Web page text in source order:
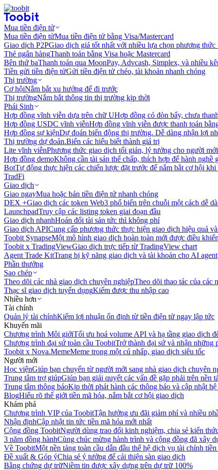
Mua tiền điện tử
Mua tiền điện tửMua tiền điện tử bằng Visa/Mastercard
Giao dịch P2PGiao dịch giá tốt nhất với nhiều lựa chọn phương thức
Thẻ ngân hàngThanh toán bằng Visa hoặc Mastercard
Bên thứ baThanh toán qua MoonPay, Advcash, Simplex, và nhiều
Tiền gửi tiền điện tửGửi tiền điện tử chéo, tài khoản nhanh chóng
Thị trường
Cơ hộiNắm bắt xu hướng để đi trước
Thị trườngNắm bắt thông tin thị trường kịp thời
Phái Sinh
Hợp đồng vĩnh viễn dựa trên chữ UHợp đồng có đòn bẩy, chưa
Hợp đồng USDC vĩnh viễnHợp đồng vĩnh viễn được thanh toán
Hợp đồng sự kiệnDự đoán biến động thị trường. Dễ dàng nhận lợi
Thị trường dự đoán.Biến các hiểu biết thành giá trị
Lite vĩnh viễnPhương thức giao dịch tối giản, lý tưởng cho người
Hợp đồng demoKhông cần tài sản thế chấp, thích hợp để hành nghề
BotTự động thực hiện các chiến lược đặt trước để nắm bắt cơ hội
TradFi
Giao dịch
Giao ngayMua hoặc bán tiền điện tử nhanh chóng
DEX +Giao dịch các token Web3 phổ biến trên chuỗi một cách dễ
LaunchpadTruy cập các listing token giai đoạn đầu
Giao dịch nhanhHoán đổi tài sản tức thì không phí
Giao dịch APICung cấp phương thức thực hiện giao dịch hiệu quả
Toobit SynapseMột mô hình giao dịch hoàn toàn mới được điều
Toobit x TradingViewGiao dịch trực tiếp từ TradingView chart
Agent Trade KitTrang bị kỹ năng giao dịch và tài khoản cho AI agent
Phần thưởng
Sao chép
Theo dõi các nhà giao dịch chuyên nghiệpTheo dõi thao tác của các
Thạc sĩ giao dịch tuyển dụngKiếm được thu nhập cao
Nhiều hơn
Tài chính
Quản lý tài chínhKiếm lợi nhuận ổn định từ tiền điện tử ngay lập tức
Khuyến mãi
Chương trình Môi giớiTối ưu hoá volume API và hạ tầng giao dịch
Chương trình đại sứ toàn cầu ToobitTrở thành đại sứ và nhận những
Toobit x Nova.MemeMeme trong một cú nhấp, giao dịch siêu tốc
Người mới
Học việnGiúp bạn chuyển từ người mới sang nhà giao dịch chuyên
Trung tâm trợ giúpGiúp bạn giải quyết các vấn đề gặp phải trên nền
Trung tâm thông báoKịp thời phát hành các thông báo và cập nhật
BlogHiểu rõ thế giới tiền mã hóa, nắm bắt cơ hội giao dịch
Khám phá
Chương trình VIP của ToobitTận hưởng ưu đãi giảm phí và nhiều
Nhận địnhCập nhật tin tức tiền mã hóa mới nhất
Cộng đồng ToobitNgười dùng trao đổi kinh nghiệm, chia sẻ kiến
3 năm đồng hànhCùng chúc mừng hành trình và cộng đồng đã xây
Về ToobitMột nền tảng toàn cầu dẫn đầu thế hệ dịch vụ tài chính
Đề xuất & Góp ýChia sẻ ý tưởng để cải thiện sàn giao dịch
Bằng chứng dự trữNiềm tin được xây dựng trên dự trữ 100%